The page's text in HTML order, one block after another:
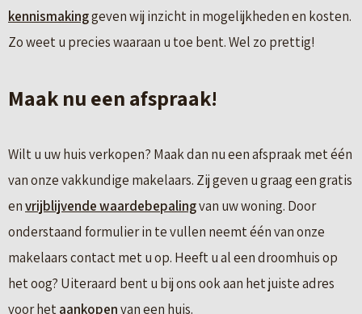
kennismakinggeven wij inzicht in mogelijkheden en kosten.
Zo weet u precies waaraan u toe bent. Wel zo prettig!
Maak nu een afspraak!
Wilt u uw huis verkopen? Maak dan nu een afspraak met één
van onze vakkundige makelaars. Zij geven u graag een gratis
envrijblijvende waardebepalingvan uw woning. Door
onderstaand formulier in te vullen neemt één van onze
makelaars contact met u op. Heeft u al een droomhuis op
het oog? Uiteraard bent u bij ons ook aan het juiste adres
voor hetaankopenvan een huis.